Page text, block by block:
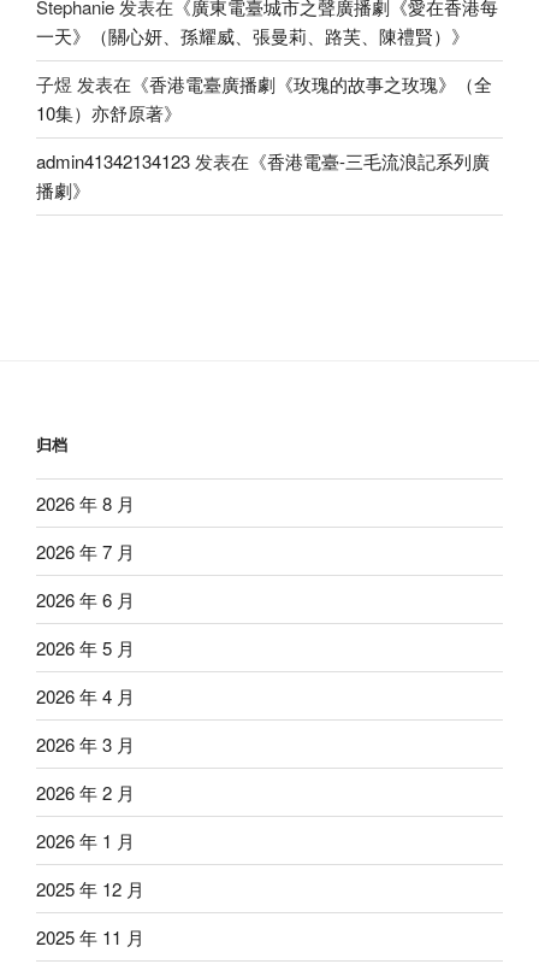
Stephanie发表在《廣東電臺城市之聲廣播劇《愛在香港每
一天》（關心妍、孫耀威、張曼莉、路芙、陳禮賢） 》
子煜 发表在《香港電臺廣播劇《玫瑰的故事之玫瑰》（全
10集）亦舒原著》
admin41342134123发表在《香港電臺-三毛流浪記系列廣
播劇》
归档
2026 年 8 月
2026 年 7 月
2026 年 6 月
2026 年 5 月
2026 年 4 月
2026 年 3 月
2026 年 2 月
2026 年 1 月
2025 年 12 月
2025 年 11 月